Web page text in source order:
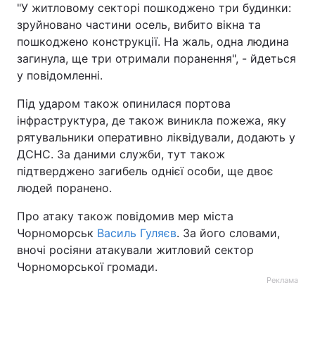
"У житловому секторі пошкоджено три будинки:
зруйновано частини осель, вибито вікна та
пошкоджено конструкції. На жаль, одна людина
загинула, ще три отримали поранення", - йдеться
у повідомленні.
Під ударом також опинилася портова
інфраструктура, де також виникла пожежа, яку
рятувальники оперативно ліквідували, додають у
ДСНС. За даними служби, тут також
підтверджено загибель однієї особи, ще двоє
людей поранено.
Про атаку також повідомив мер міста
Чорноморськ Василь Гуляєв. За його словами,
вночі росіяни атакували житловий сектор
Чорноморської громади.
Реклама